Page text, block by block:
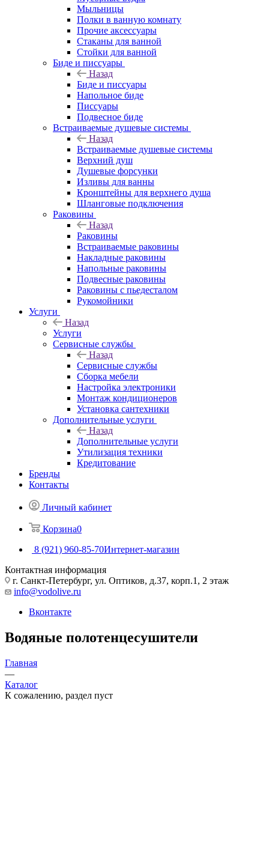
Мыльницы
Полки в ванную комнату
Прочие аксессуары
Стаканы для ванной
Стойки для ванной
Биде и писсуары
Назад
Биде и писсуары
Напольное биде
Писсуары
Подвесное биде
Встраиваемые душевые системы
Назад
Встраиваемые душевые системы
Верхний душ
Душевые форсунки
Изливы для ванны
Кронштейны для верхнего душа
Шланговые подключения
Раковины
Назад
Раковины
Встраиваемые раковины
Накладные раковины
Напольные раковины
Подвесные раковины
Раковины с пьедесталом
Рукомойники
Услуги
Назад
Услуги
Сервисные службы
Назад
Сервисные службы
Сборка мебели
Настройка электроники
Монтаж кондиционеров
Установка сантехники
Дополнительные услуги
Назад
Дополнительные услуги
Утилизация техники
Кредитование
Бренды
Контакты
Личный кабинет
Корзина0
8 (921) 960-85-70Интернет-магазин
Контактная информация
г. Санкт-Петербург, ул. Оптиков, д.37, корп.1, 2 этаж
info@vodolive.ru
Вконтакте
Водяные полотенцесушители
Главная
—
Каталог
К сожалению, раздел пуст